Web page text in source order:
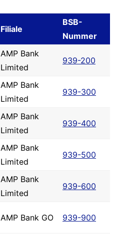
Filiale
BSB-
Nummer
AMP Bank
Limited
939-200
AMP Bank
Limited
939-300
AMP Bank
Limited
939-400
AMP Bank
Limited
939-500
AMP Bank
Limited
939-600
AMP Bank GO 939-900